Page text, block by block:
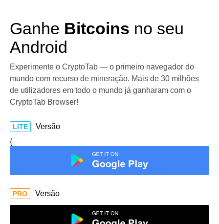
Ganhe Bitcoins no seu
Android
Experimente o CryptoTab — o primeiro navegador do
mundo com recurso de mineração. Mais de 30 milhões
de utilizadores em todo o mundo já ganharam com o
CryptoTab Browser!
LITE
Versão
{
PRO Versão